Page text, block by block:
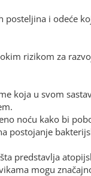
i odeće
rizikom za
koja u svom
noću kako bi
postojanje
predstavlja
mogu